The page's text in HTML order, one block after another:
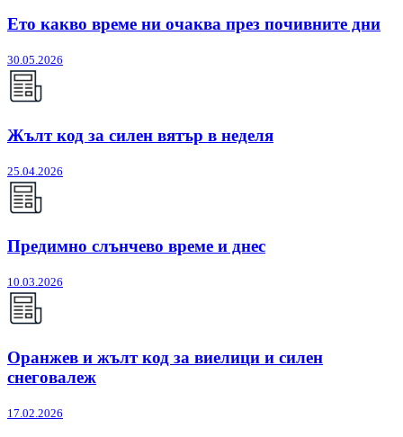
Ето какво време ни очаква през почивните дни
30.05.2026
Жълт код за силен вятър в неделя
25.04.2026
Предимно слънчево време и днес
10.03.2026
Оранжев и жълт код за виелици и силен
снеговалеж
17.02.2026